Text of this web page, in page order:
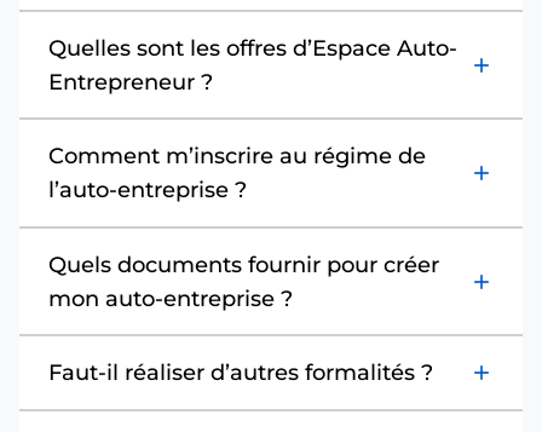
Quelles sont les offres d’Espace Auto-
Entrepreneur ?
add
Comment m’inscrire au régime de
l’auto-entreprise ?
add
Quels documents fournir pour créer
mon auto-entreprise ?
add
Faut-il réaliser d’autres formalités ? add